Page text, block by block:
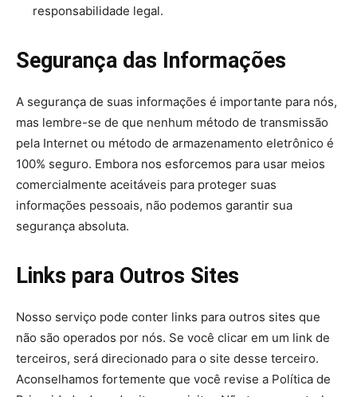
responsabilidade legal.
Segurança das Informações
A segurança de suas informações é importante para nós,
mas lembre-se de que nenhum método de transmissão
pela Internet ou método de armazenamento eletrônico é
100% seguro. Embora nos esforcemos para usar meios
comercialmente aceitáveis para proteger suas
informações pessoais, não podemos garantir sua
segurança absoluta.
Links para Outros Sites
Nosso serviço pode conter links para outros sites que
não são operados por nós. Se você clicar em um link de
terceiros, será direcionado para o site desse terceiro.
Aconselhamos fortemente que você revise a Política de